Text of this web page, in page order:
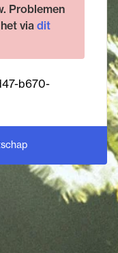
Problemen
via dit
b670-